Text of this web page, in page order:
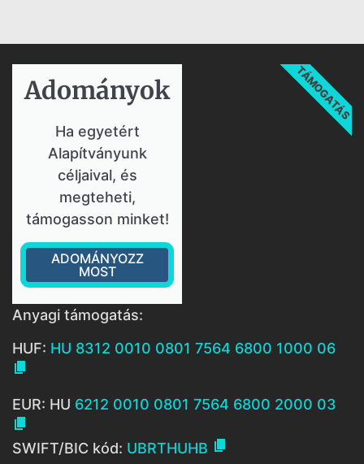
Adományok​
Ha egyetért
Alapítványunk
céljaival, és
megteheti,
támogasson minket!
ADOMÁNYOZZ
MOST
TÁMOGATÁS
Anyagi támogatás:
HUF: HU 8312 0010 0801 7564 6800 1000 06

EUR: HU 6212 0010 0801 7564 6800 2000 03

SWIFT/BIC kód: UBRTHUHB 